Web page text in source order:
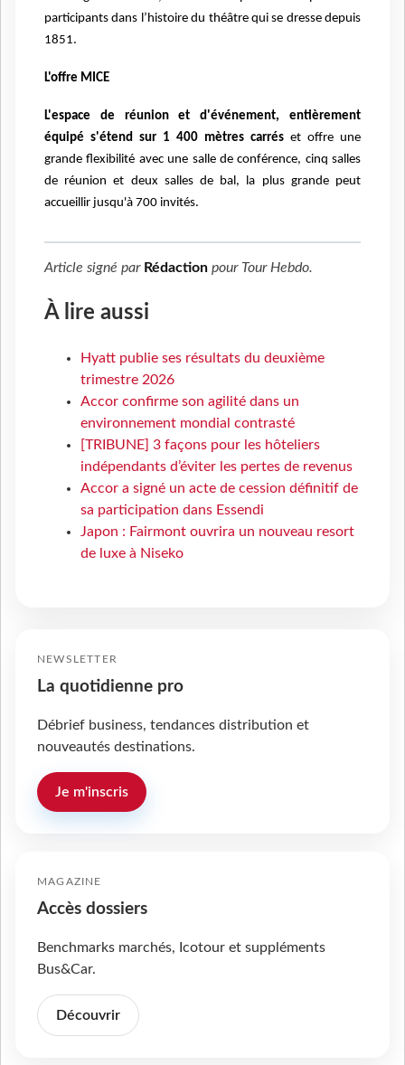
participants dans l’histoire du théâtre qui se dresse depuis
1851.
L'offre MICE
L'espace de réunion et d'événement, entièrement
équipé s'étend sur 1 400 mètres carrés et offre une
grande flexibilité avec une salle de conférence, cinq salles
de réunion et deux salles de bal, la plus grande peut
accueillir jusqu'à 700 invités.
Article signé par Rédaction pour Tour Hebdo.
À lire aussi
Hyatt publie ses résultats du deuxième
trimestre 2026
Accor confirme son agilité dans un
environnement mondial contrasté
[TRIBUNE] 3 façons pour les hôteliers
indépendants d’éviter les pertes de revenus
Accor a signé un acte de cession définitif de
sa participation dans Essendi
Japon : Fairmont ouvrira un nouveau resort
de luxe à Niseko
NEWSLETTER
La quotidienne pro
Débrief business, tendances distribution et
nouveautés destinations.
Je m'inscris
MAGAZINE
Accès dossiers
Benchmarks marchés, Icotour et suppléments
Bus&Car.
Découvrir